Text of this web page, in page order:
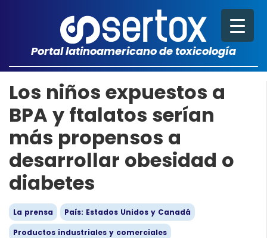
Portal latinoamericano de toxicología
Los niños expuestos a
BPA y ftalatos serían
más propensos a
desarrollar obesidad o
diabetes
La prensa
País: Estados Unidos y Canadá
Productos industriales y comerciales